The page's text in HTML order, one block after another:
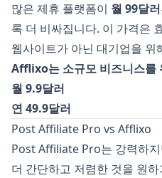
많은 제휴 플랫폼이 월 99달러
록 더 비싸집니다. 이 가격은
웹사이트가 아닌 대기업을 위
Afflixo는 소규모 비즈니스를
월 9.9달러
연 49.9달러
Post Affiliate Pro vs Afflixo
Post Affiliate Pro는 강력하
더 간단하고 저렴한 것을 원하